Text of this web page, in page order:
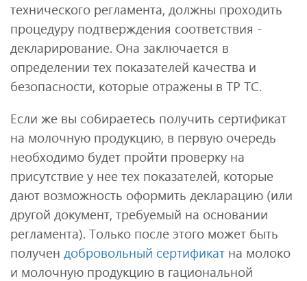
технического регламента, должны проходить
процедуру подтверждения соответствия -
декларирование. Она заключается в
определении тех показателей качества и
безопасности, которые отражены в ТР ТС.
Если же вы собираетесь получить сертификат
на молочную продукцию, в первую очередь
необходимо будет пройти проверку на
присутствие у нее тех показателей, которые
дают возможность оформить декларацию (или
другой документ, требуемый на основании
регламента). Только после этого может быть
получен добровольный сертификат на молоко
и молочную продукцию в гациональной